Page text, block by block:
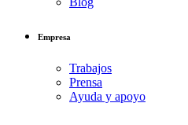
Empresa
Trabajos
Prensa
Ayuda y apoyo